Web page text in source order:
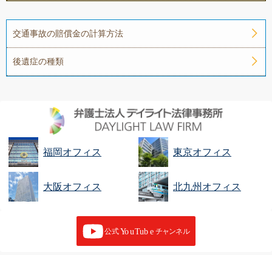
交通事故の賠償金の計算方法
後遺症の種類
福岡オフィス 東京オフィス
大阪オフィス 北九州オフィス